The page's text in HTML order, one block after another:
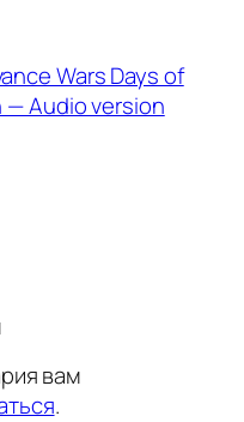
Wars Days of
— Audio version
вам
.